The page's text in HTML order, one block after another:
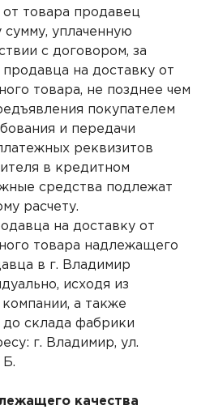
от товара продавец
уплаченную
с договором, за
на доставку от
товара, не позднее чем
покупателем
и передачи
реквизитов
в кредитном
средства подлежат
расчету.
на доставку от
товара надлежащего
в г. Владимир
исходя из
а также
до склада фабрики
г. Владимир, ул.
Б.
качества